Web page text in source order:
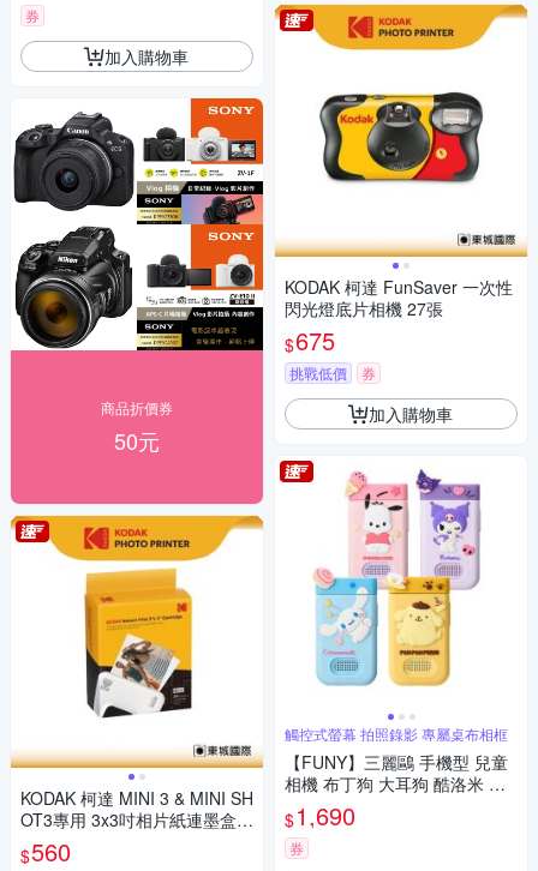
券
加入購物車
商品折價券
50元
KODAK 柯達 MINI 3 & MINI SH
OT3專用 3x3吋相片紙連墨盒(3
0張) 公司貨
$560
KODAK 柯達 FunSaver 一次性
閃光燈底片相機 27張
$675
挑戰低價 券
加入購物車
觸控式螢幕 拍照錄影 專屬桌布相框
【FUNY】三麗鷗 手機型 兒童
相機 布丁狗 大耳狗 酷洛米 帕
恰狗
$1,690
券